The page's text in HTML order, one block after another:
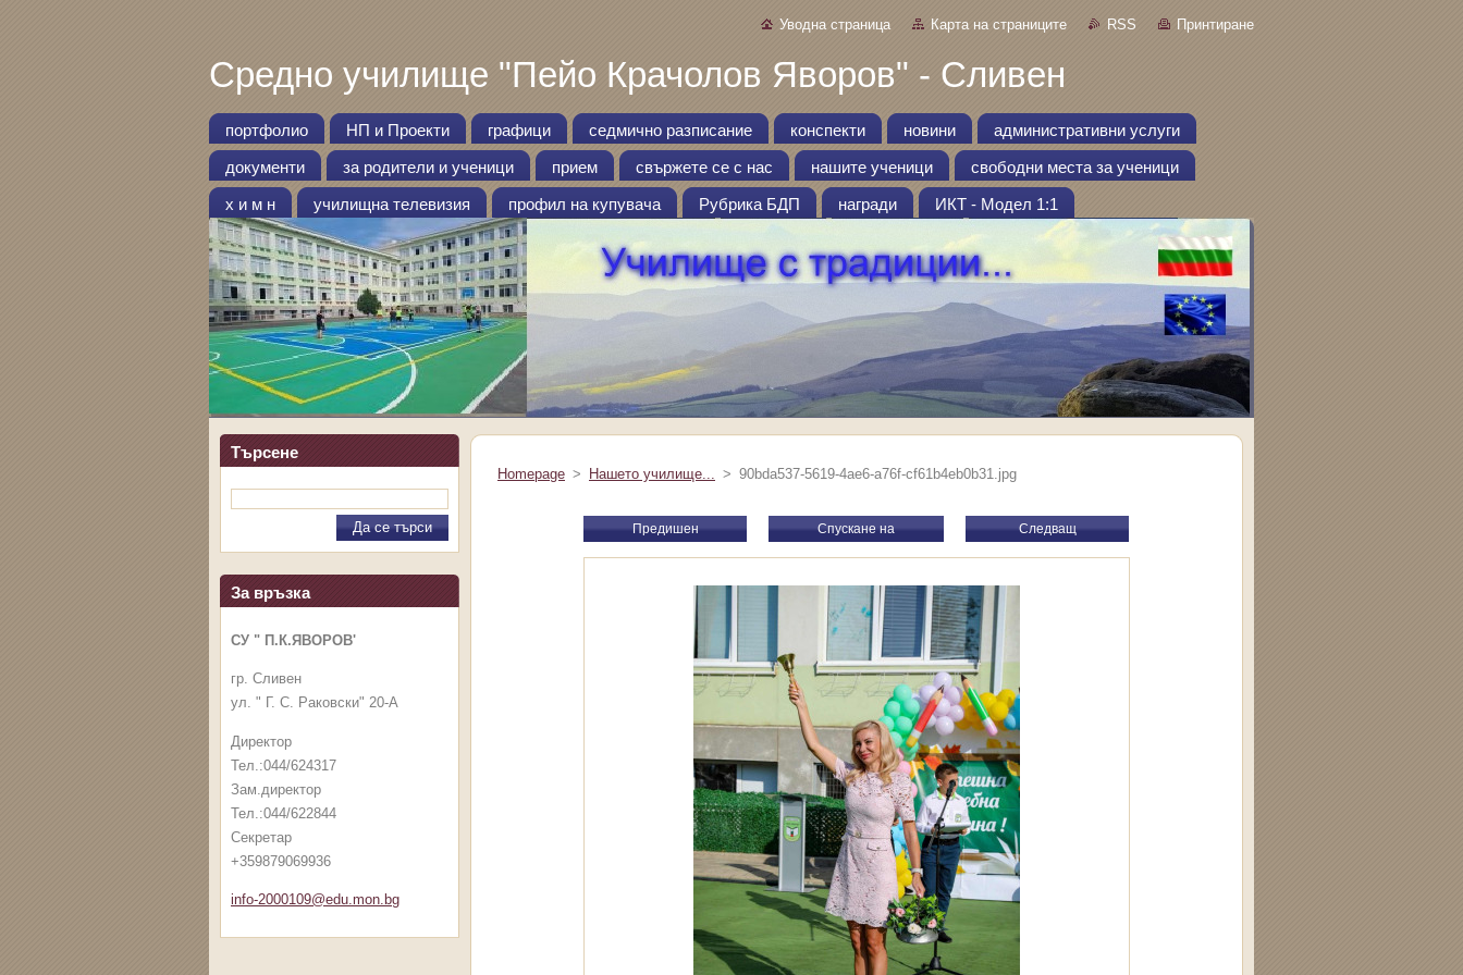
Уводна страница Карта на страниците RSS Принтиране
Средно училище "Пейо Крачолов Яворов" - Сливен
портфолио НП и Проекти графици седмично разписание конспекти новини административни услуги
документи за родители и ученици прием свържете се с нас нашите ученици свободни места за ученици
х и м н училищна телевизия профил на купувача Рубрика БДП награди ИКТ - Модел 1:1
Търсене
За връзка
СУ " П.К.ЯВОРОВ'
гр. Сливен
ул. " Г. С. Раковски" 20-А
Директор
Тел.:044/624317
Зам.директор
Тел.:044/622844
Секретар
+359879069936
info-2000109@edu.mon.bg
Homepage > Нашето училище... > 90bda537-5619-4ae6-a76f-cf61b4eb0b31.jpg
Предишен
Спускане на
презентацията.
Следващ